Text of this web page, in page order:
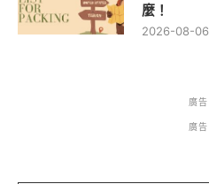
麼！
2026-08-06
廣告
廣告